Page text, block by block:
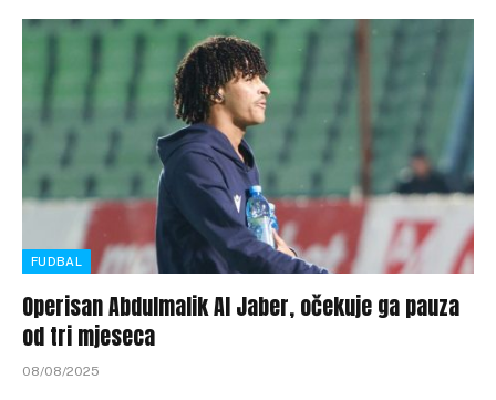
FUDBAL
Operisan Abdulmalik Al Jaber, očekuje ga pauza
od tri mjeseca
08/08/2025